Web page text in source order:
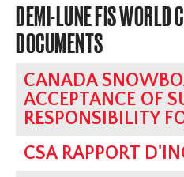
DEMI-LUNE FIS WORLD
DOCUMENTS
CANADA
ACCEPTANCE OF
RESPONSIBILITY
CSA RAPPORT